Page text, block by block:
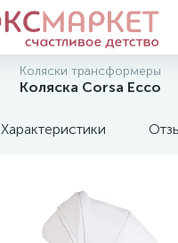
Коляски трансформеры
Коляска Corsa Ecco
Характеристики